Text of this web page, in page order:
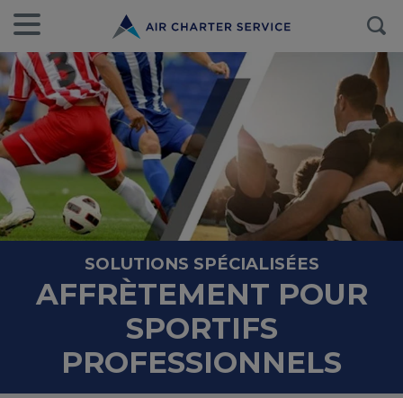
SOLUTIONS SPÉCIALISÉES
AFFRÈTEMENT POUR
SPORTIFS
PROFESSIONNELS